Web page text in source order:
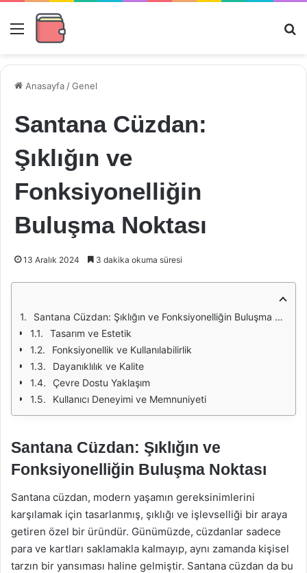
Menü
Anasayfa /Genel
Santana Cüzdan:
Şıklığın ve
Fonksiyonelliğin
Buluşma Noktası
13 Aralık 2024 3 dakika okuma süresi
Santana Cüzdan: Şıklığın ve Fonksiyonelliğin Buluşma Noktası
Tasarım ve Estetik
Fonksiyonellik ve Kullanılabilirlik
Dayanıklılık ve Kalite
Çevre Dostu Yaklaşım
Kullanıcı Deneyimi ve Memnuniyeti
Santana Cüzdan: Şıklığın ve
Fonksiyonelliğin Buluşma Noktası
Santana cüzdan, modern yaşamın gereksinimlerini
karşılamak için tasarlanmış, şıklığı ve işlevselliği bir araya
getiren özel bir üründür. Günümüzde, cüzdanlar sadece
para ve kartları saklamakla kalmayıp, aynı zamanda kişisel
tarzın bir yansıması haline gelmiştir. Santana cüzdan da bu